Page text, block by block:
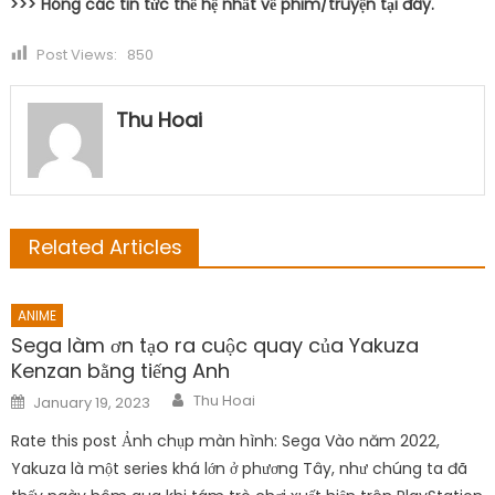
Post Views: 850
Thu Hoai
Related Articles
ANIME
Sega làm ơn tạo ra cuộc quay của Yakuza
Kenzan bằng tiếng Anh
Posted
on
January 19, 2023 Author
Thu Hoai
Rate this post Ảnh chụp màn hình: Sega Vào năm 2022,
Yakuza là một series khá lớn ở phương Tây, như chúng ta đã